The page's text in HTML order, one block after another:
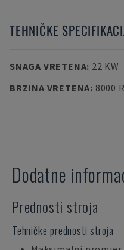
TEHNIČKE
SNAGA VRETENA: 22 KW
BRZINA VRETENA: 8000
Dodatne
Prednosti stroja
Tehničke prednosti stroja